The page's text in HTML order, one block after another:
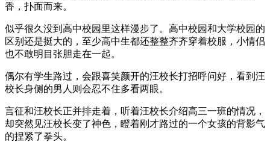
香，扑面而来。
似乎很久没到高中校园里这样漫步了。高中校园和大学校园的
区别还是挺大的，至少高中生都还整整齐齐穿着校服，小情侣
也不敢明目张胆走在一起。
偶尔有学生路过，会跟喜笑颜开的汪校长打招呼问好，看到汪
校长身侧的男人则会忍不住多看两眼。
言征和汪校长正并排走着，听着汪校长介绍高三一班的情况，
却突然见汪校长变了神色，瞪着刚才路过的一个女孩的背影气
的捏紧了拳头。